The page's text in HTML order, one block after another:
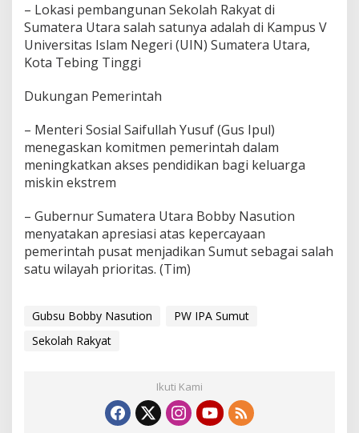
– Lokasi pembangunan Sekolah Rakyat di
Sumatera Utara salah satunya adalah di Kampus V
Universitas Islam Negeri (UIN) Sumatera Utara,
Kota Tebing Tinggi
Dukungan Pemerintah
– Menteri Sosial Saifullah Yusuf (Gus Ipul)
menegaskan komitmen pemerintah dalam
meningkatkan akses pendidikan bagi keluarga
miskin ekstrem
– Gubernur Sumatera Utara Bobby Nasution
menyatakan apresiasi atas kepercayaan
pemerintah pusat menjadikan Sumut sebagai salah
satu wilayah prioritas. (Tim)
Gubsu Bobby Nasution
PW IPA Sumut
Sekolah Rakyat
Ikuti Kami